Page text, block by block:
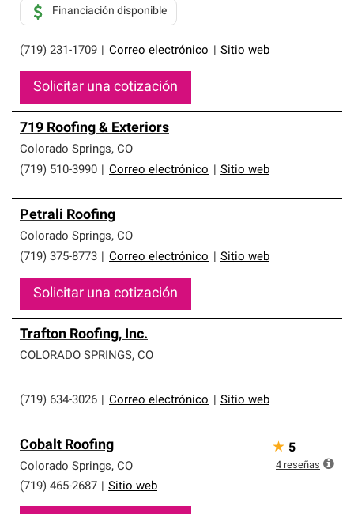
(719) 231-1709 Correo electrónico Sitio web
Financiación disponible
Solicitar una cotización
719 Roofing & Exteriors
Colorado Springs, CO
(719) 510-3990
Correo electrónico Sitio web
Petrali Roofing
Colorado Springs, CO
(719) 375-8773
Correo electrónico Sitio web
Solicitar una cotización
Trafton Roofing, Inc.
COLORADO SPRINGS, CO
(719) 634-3026 Correo electrónico Sitio web
Cobalt Roofing
Colorado Springs, CO
(719) 465-2687
Sitio web
★ 5
4 reseñas